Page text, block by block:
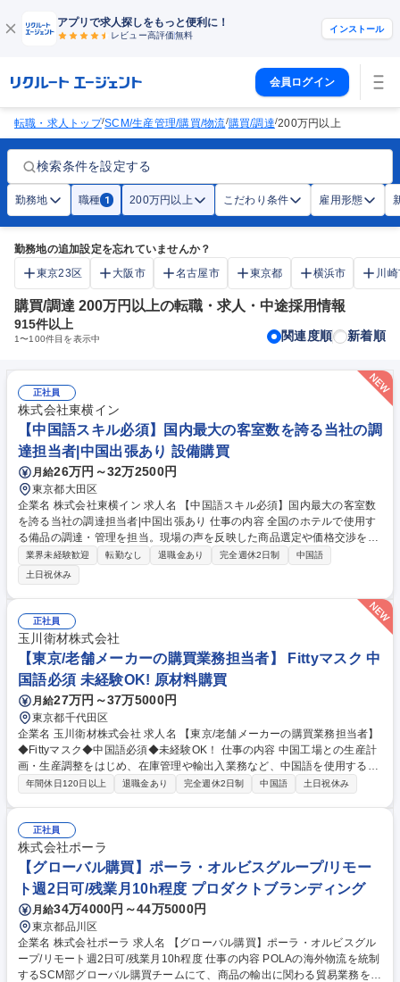
アプリで求人探しをもっと便利に！
レビュー高評価無料
インストール
会員ログイン
転職・求人トップ/SCM/生産管理/購買/物流/購買/調達/200万円以上
検索条件を設定する
勤務地 職種 1 200万円以上 こだわり条件 雇用形態
勤務地の追加設定を忘れていませんか？
東京23区
大阪市 名古屋市 東京都 横浜市 川
購買/調達 200万円以上の転職・求人・中途採用情報
915件以上
1〜100件目を表示中 関連度順 新着順
正社員
株式会社東横イン
【中国語スキル必須】国内最大の客室数を誇る当社の調
達担当者|中国出張あり 設備購買
月給26万円～32万2500円
東京都大田区
企業名 株式会社東横イン 求人名 【中国語スキル必須】国内最大の客室数
を誇る当社の調達担当者|中国出張あり 仕事の内容 全国のホテルで使用す
る備品の調達・管理を担当。現場の声を反映した商品選定や価格交渉を通
じ、品質・コスト・供給体制の最適化を推進します。 ≪詳細≫ ■中国・国
内メーカーとの関係構築、折衝、発注、価格交渉 ■納期管理および輸送ス
ケジュールの調整 ■不具合発生時の原因究明・改善交渉 ■ホテル備品選
定、検証店舗でのテスト運用（月1回程度訪問） ■倉庫の在庫管理・納品
確認 募集職種 【中国語スキル必須】国内最大の客室数を誇る当社の調達
担当者|中国出張あり
業界未経験歓迎 転勤なし 退職金あり 完全週休2日制
中国語
土日祝休み
正社員
玉川衛材株式会社
【東京/老舗メーカーの購買業務担当者】 Fittyマスク 中
国語必須 未経験OK! 原材料購買
月給27万円～37万5000円
東京都千代田区
企業名 玉川衛材株式会社 求人名 【東京/老舗メーカーの購買業務担当者】
◆Fittyマスク◆中国語必須◆未経験OK！ 仕事の内容 中国工場との生産計
画・生産調整をはじめ、在庫管理や輸出入業務など、中国語を使用する購
買関連業務全般をご担当いただきます。未経験の方も安心の環境で、徐々
産調整（生産、原価、納期） ■輸出入事務処理全般 ■製品や資材の在庫管
理 ■納期や品質に関するトラブル発生時の対応と改善提案 中国語を用いた
コミュニケーションがメインとなります。 最初は先輩社員が丁寧に指導
し、徐々に業務をお任せしていくので未経験の方も安心してスタートでき
ます。 募集職種 【東京/老舗メーカーの購買業務担当者】◆Fittyマスク◆
中国語必須◆未経験OK！
年間休日120日以上 退職金あり 完全週休2日制 中国語 土日祝休み
正社員
株式会社ポーラ
【グローバル購買】ポーラ・オルビスグループ/リモー
ト週2日可/残業月10h程度 プロダクトブランディング
月給34万4000円～44万5000円
東京都品川区
企業名 株式会社ポーラ 求人名 【グローバル購買】ポーラ・オルビスグル
ープ/リモート週2日可/残業月10h程度 仕事の内容 POLAの海外物流を統制
するSCM部グローバル購買チームにて、商品の輸出に関わる貿易業務をお